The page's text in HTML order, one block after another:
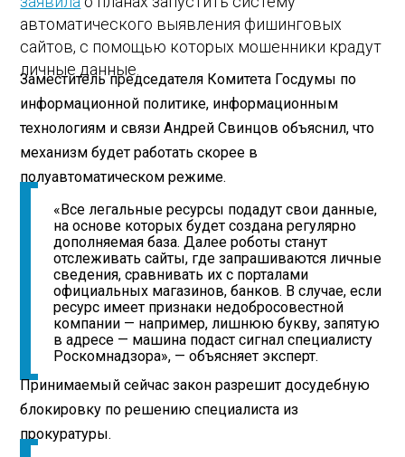
автоматического выявления фишинговых
сайтов, с помощью которых мошенники крадут
личные данные.
Заместитель председателя Комитета Госдумы по
информационной политике, информационным
технологиям и связи Андрей Свинцов объяснил, что
механизм будет работать скорее в
полуавтоматическом режиме.
«Все легальные ресурсы подадут свои данные,
на основе которых будет создана регулярно
дополняемая база. Далее роботы станут
отслеживать сайты, где запрашиваются личные
сведения, сравнивать их с порталами
официальных магазинов, банков. В случае, если
ресурс имеет признаки недобросовестной
компании — например, лишнюю букву, запятую
в адресе — машина подаст сигнал специалисту
Роскомнадзора», — объясняет эксперт.
Принимаемый сейчас закон разрешит досудебную
блокировку по решению специалиста из
прокуратуры.